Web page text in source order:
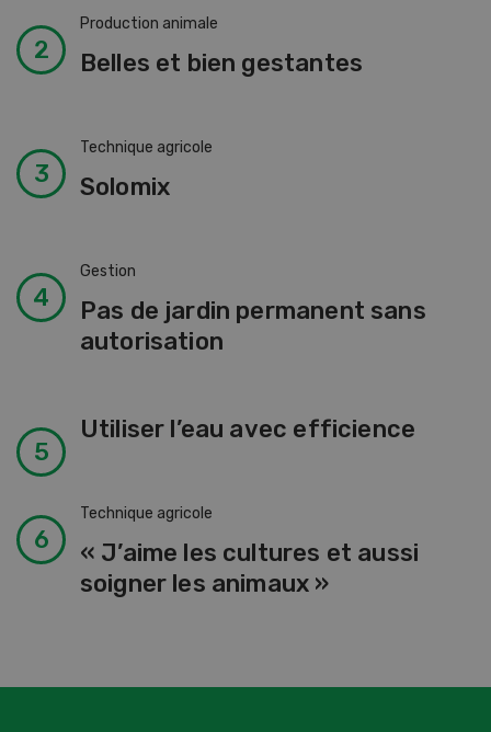
Production animale
Belles et bien gestantes
Technique agricole
Solomix
Gestion
Pas de jardin permanent sans
autorisation
Utiliser l’eau avec efficience
Technique agricole
« J’aime les cultures et aussi
soigner les animaux »